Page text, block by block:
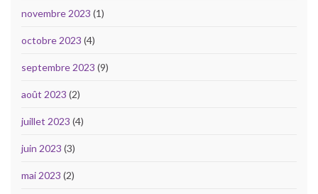
novembre 2023 (1)
octobre 2023 (4)
septembre 2023 (9)
août 2023 (2)
juillet 2023 (4)
juin 2023 (3)
mai 2023 (2)